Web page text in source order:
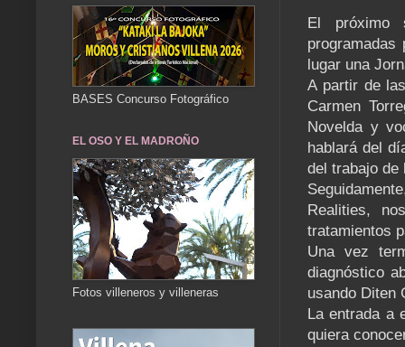
El próximo
programadas
lugar una
A partir de
Carmen
Novelda y
hablará del
del trabajo de
Realities,
tratamientos
Una vez
diagnóstico
usando Diten
La entrada a
quiera
BASES Concurso Fotográfico
EL OSO Y EL MADROÑO
Fotos villeneros y villeneras